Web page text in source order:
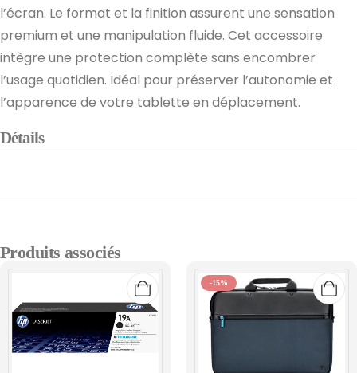
l’écran. Le format et la finition assurent une sensation
premium et une manipulation fluide. Cet accessoire
intègre une protection complète sans encombrer
l’usage quotidien. Idéal pour préserver l’autonomie et
l’apparence de votre tablette en déplacement.
Détails
Produits associés
-15%